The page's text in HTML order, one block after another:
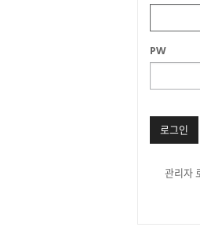
PW
로그인
관리자